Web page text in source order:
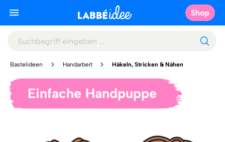
Shop
Bastelideen Handarbeit Häkeln, Stricken & Nähen
Einfache Handpuppe